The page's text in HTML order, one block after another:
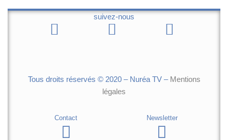
suivez-nous
Tous droits réservés © 2020 – Nuréa TV – Mentions
légales
Contact Newsletter